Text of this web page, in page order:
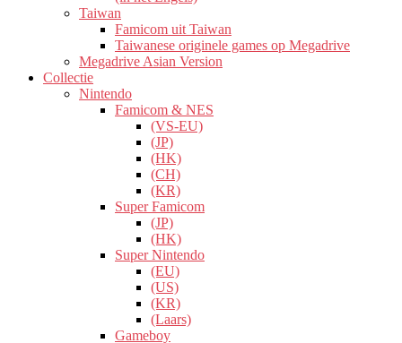
Taiwan
Famicom uit Taiwan
Taiwanese originele games op Megadrive
Megadrive Asian Version
Collectie
Nintendo
Famicom & NES
(VS-EU)
(JP)
(HK)
(CH)
(KR)
Super Famicom
(JP)
(HK)
Super Nintendo
(EU)
(US)
(KR)
(Laars)
Gameboy